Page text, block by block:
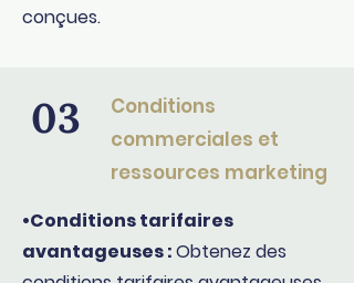
conçues.
03
Conditions
commerciales et
ressources marketing
•Conditions tarifaires
avantageuses :Obtenez des